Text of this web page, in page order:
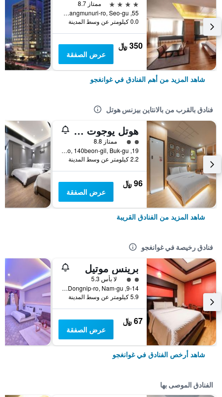
4 نجوم
ممتاز 8.7
55, Sangmunuri-ro, Seo-gu, غوانغجو, كوريا الجنوبية
0.0 كيلومتر عن وسط المدينة
350 ﷼
عرض الصفقة
شاهد المزيد من أهم الفنادق في غوانغجو
فنادق بالقرب من بالانتاين بيزنس هوتل
هوتل يوجوت جوانجو ستيشن
تقييم فئة 2
ممتاز 8.8
19, Jungheung-ro, 140beon-gil, Buk-gu, غوانغجو, كوريا الجنوبية
2.2 كيلومتر عن وسط المدينة
96 ﷼
عرض الصفقة
شاهد المزيد من الفنادق القريبة
فنادق رخيصة في غوانغجو
برينس موتيل
تقييم فئة 2لا بأس 5.3
9-14, Dongnip-ro, Nam-gu, غوانغجو, كوريا الجنوبية
5.9 كيلومتر عن وسط المدينة
67 ﷼
عرض الصفقة
شاهد أرخص الفنادق في غوانغجو
الفنادق الموصى بها